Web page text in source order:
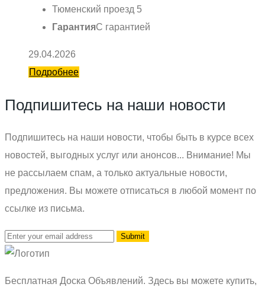
Тюменский проезд 5
ГарантияС гарантией
29.04.2026
Подробнее
Подпишитесь на наши новости
Подпишитесь на наши новости, чтобы быть в курсе всех
новостей, выгодных услуг или анонсов... Внимание! Мы
не рассылаем спам, а только актуальные новости,
предложения. Вы можете отписаться в любой момент по
ссылке из письма.
Бесплатная Доска Объявлений. Здесь вы можете купить,